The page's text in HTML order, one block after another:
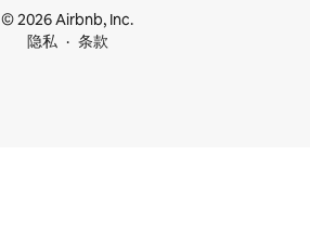
© 2026 Airbnb, Inc.
隐私
条款